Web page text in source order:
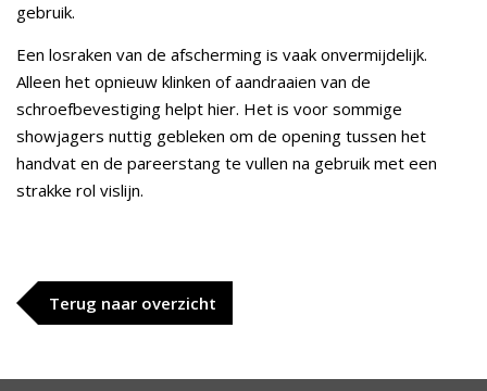
gebruik.
Een losraken van de afscherming is vaak onvermijdelijk.
Alleen het opnieuw klinken of aandraaien van de
schroefbevestiging helpt hier. Het is voor sommige
showjagers nuttig gebleken om de opening tussen het
handvat en de pareerstang te vullen na gebruik met een
strakke rol vislijn.
Terug naar overzicht